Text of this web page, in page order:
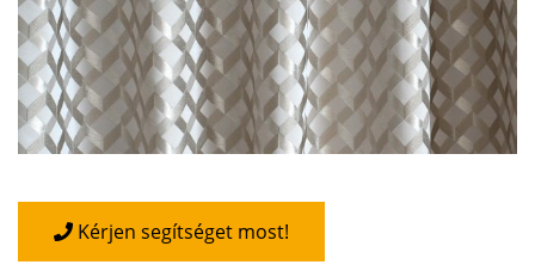
Kérjen segítséget most!